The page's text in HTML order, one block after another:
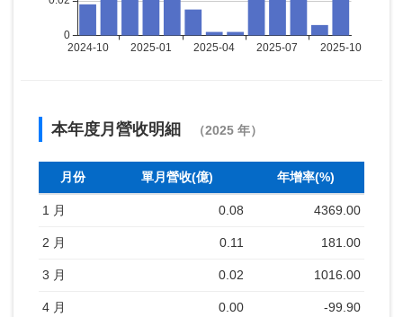
本年度月營收明細 （2025 年）
月份 單月營收(億) 年增率(%)
1 月 0.08 4369.00
2 月 0.11 181.00
3 月 0.02 1016.00
4 月 0.00 -99.90